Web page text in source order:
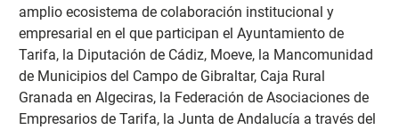
amplio ecosistema de colaboración institucional y
empresarial en el que participan el Ayuntamiento de
Tarifa, la Diputación de Cádiz, Moeve, la Mancomunidad
de Municipios del Campo de Gibraltar, Caja Rural
Granada en Algeciras, la Federación de Asociaciones de
Empresarios de Tarifa, la Junta de Andalucía a través del